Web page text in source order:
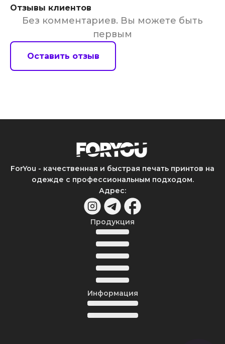
Отзывы клиентов
Без комментариев. Вы можете быть
первым
Оставить отзыв
ForYou - качественная и быстрая печать принтов на
одежде с профессиональным подходом.
Адрес:
Продукция
Информация